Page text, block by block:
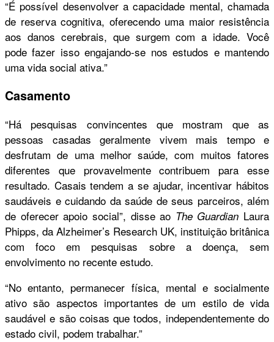
“É possível desenvolver a capacidade mental, chamada
de reserva cognitiva, oferecendo uma maior resistência
aos danos cerebrais, que surgem com a idade. Você
pode fazer isso engajando-se nos estudos e mantendo
uma vida social ativa.”
Casamento
“Há pesquisas convincentes que mostram que as
pessoas casadas geralmente vivem mais tempo e
desfrutam de uma melhor saúde, com muitos fatores
diferentes que provavelmente contribuem para esse
resultado. Casais tendem a se ajudar, incentivar hábitos
saudáveis e cuidando da saúde de seus parceiros, além
de oferecer apoio social”, disse ao The Guardian Laura
Phipps, da Alzheimer’s Research UK, instituição britânica
com foco em pesquisas sobre a doença, sem
envolvimento no recente estudo.
“No entanto, permanecer física, mental e socialmente
ativo são aspectos importantes de um estilo de vida
saudável e são coisas que todos, independentemente do
estado civil, podem trabalhar.”